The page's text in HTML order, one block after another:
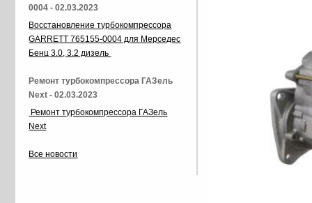
0004 - 02.03.2023
Восстановление турбокомпрессора
GARRETT 765155-0004 для Мерседес
Бенц 3.0, 3.2 дизель
Ремонт турбокомпрессора ГАЗель
Next - 02.03.2023
Ремонт турбокомпрессора ГАЗель
Next
Все новости